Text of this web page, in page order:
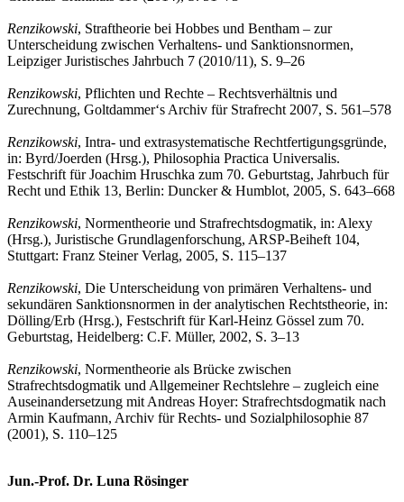
Renzikowski, Straftheorie bei Hobbes und Bentham – zur
Unterscheidung zwischen Verhaltens- und Sanktionsnormen,
Leipziger Juristisches Jahrbuch 7 (2010/11), S. 9–26
Renzikowski, Pflichten und Rechte – Rechtsverhältnis und
Zurechnung, Goltdammer‘s Archiv für Strafrecht 2007, S. 561–578
Renzikowski, Intra- und extrasystematische Rechtfertigungsgründe,
in: Byrd/Joerden (Hrsg.), Philosophia Practica Universalis.
Festschrift für Joachim Hruschka zum 70. Geburtstag, Jahrbuch für
Recht und Ethik 13, Berlin: Duncker & Humblot, 2005, S. 643–668
Renzikowski, Normentheorie und Strafrechtsdogmatik, in: Alexy
(Hrsg.), Juristische Grundlagenforschung, ARSP-Beiheft 104,
Stuttgart: Franz Steiner Verlag, 2005, S. 115–137
Renzikowski, Die Unterscheidung von primären Verhaltens- und
sekundären Sanktionsnormen in der analytischen Rechtstheorie, in:
Dölling/Erb (Hrsg.), Festschrift für Karl-Heinz Gössel zum 70.
Geburtstag, Heidelberg: C.F. Müller, 2002, S. 3–13
Renzikowski, Normentheorie als Brücke zwischen
Strafrechtsdogmatik und Allgemeiner Rechtslehre – zugleich eine
Auseinandersetzung mit Andreas Hoyer: Strafrechtsdogmatik nach
Armin Kaufmann, Archiv für Rechts- und Sozialphilosophie 87
(2001), S. 110–125
Jun.-Prof. Dr. Luna Rösinger